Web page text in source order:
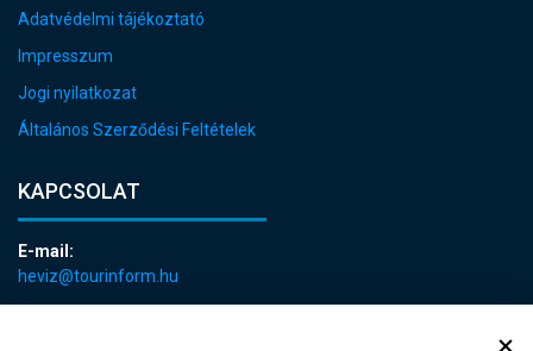
Adatvédelmi tájékoztató
Impresszum
Jogi nyilatkozat
Általános Szerződési Feltételek
KAPCSOLAT
E-mail:
heviz@tourinform.hu